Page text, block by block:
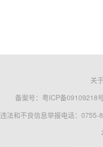
关
备案号： 粤ICP备09109218
违法和不良信息举报电话：0755-